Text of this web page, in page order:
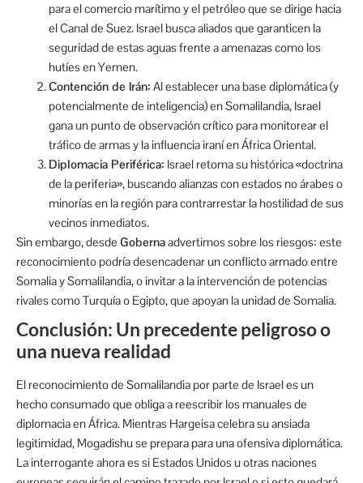
para el comercio marítimo y el petróleo que se dirige hacia
el Canal de Suez. Israel busca aliados que garanticen la
seguridad de estas aguas frente a amenazas como los
hutíes en Yemen.
Contención de Irán: Al establecer una base diplomática (y
potencialmente de inteligencia) en Somalilandia, Israel
gana un punto de observación crítico para monitorear el
tráfico de armas y la influencia iraní en África Oriental.
Diplomacia Periférica: Israel retoma su histórica «doctrina
de la periferia», buscando alianzas con estados no árabes o
minorías en la región para contrarrestar la hostilidad de sus
vecinos inmediatos.
Sin embargo, desde Gobernaadvertimos sobre los riesgos: este
reconocimiento podría desencadenar un conflicto armado entre
Somalia y Somalilandia, o invitar a la intervención de potencias
rivales como Turquía o Egipto, que apoyan la unidad de Somalia.
Conclusión: Un precedente peligroso o
una nueva realidad
El reconocimiento de Somalilandia por parte de Israel es un
hecho consumado que obliga a reescribir los manuales de
diplomacia en África. Mientras Hargeisa celebra su ansiada
legitimidad, Mogadishu se prepara para una ofensiva diplomática.
La interrogante ahora es si Estados Unidos u otras naciones